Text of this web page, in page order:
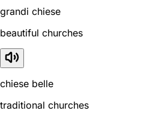
grandi chiese
beautiful churches
chiese belle
traditional churches